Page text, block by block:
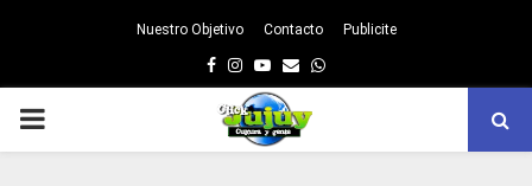
Nuestro Objetivo Contacto Publicite
Facebook
Instagram
Youtube
EmailWhatsapp
PRIMARY